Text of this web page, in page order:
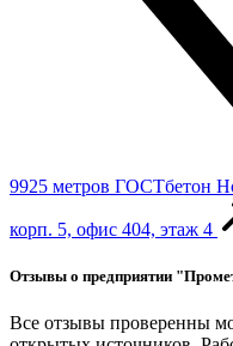
9925 метров ГОСТбетон
корп. 5, офис 404, этаж 4
Отзывы о предприятии
Все отзывы проверенны